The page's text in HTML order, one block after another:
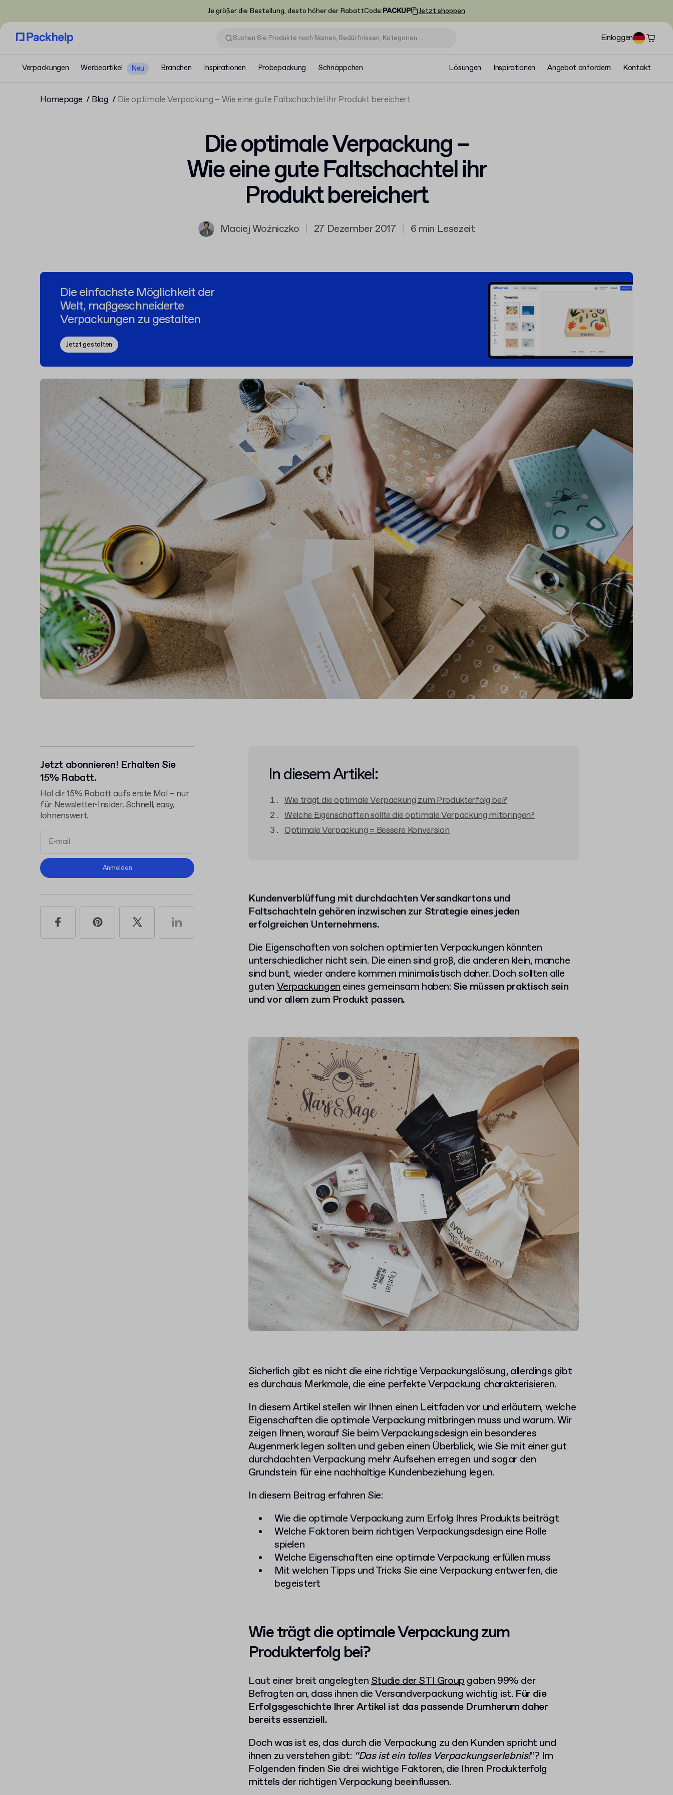
Je größer die Bestellung, desto höher der RabattCode:PACKUP Jetzt shoppen
Einloggen
Verpackungen Werbeartikel Neu Branchen Inspirationen Probepackung Schnäppchen Lösungen Inspirationen Angebot anfordern Kontakt
Homepage Blog Die optimale Verpackung – Wie eine gute Faltschachtel ihr Produkt bereichert
Die optimale Verpackung –
Wie eine gute Faltschachtel ihr
Produkt bereichert
Maciej Woźniczko | 27 Dezember 2017 | 6 min Lesezeit
Die einfachste Möglichkeit der
Welt, maßgeschneiderte
Verpackungen zu gestalten
Jetzt gestalten
Jetzt abonnieren! Erhalten Sie
15% Rabatt.
Hol dir 15% Rabatt aufs erste Mal – nur
für Newsletter-Insider. Schnell, easy,
lohnenswert.
Geschäftsbedingungen
Datenschutzerklärung
Anmelden
In diesem Artikel:
Wie trägt die optimale Verpackung zum Produkterfolg bei?
Welche Eigenschaften sollte die optimale Verpackung mitbringen?
Optimale Verpackung = Bessere Konversion
Kundenverblüffung mit durchdachten Versandkartons und
Faltschachteln gehören inzwischen zur Strategie eines jeden
erfolgreichen Unternehmens.
Die Eigenschaften von solchen optimierten Verpackungen könnten
unterschiedlicher nicht sein. Die einen sind groß, die anderen klein, manche
sind bunt, wieder andere kommen minimalistisch daher. Doch sollten alle
gutenVerpackungeneines gemeinsam haben: Sie müssen praktisch sein
und vor allem zum Produkt passen.
Sicherlich gibt es nicht die eine richtige Verpackungslösung, allerdings gibt
es durchaus Merkmale, die eine perfekte Verpackung charakterisieren.
In diesem Artikel stellen wir Ihnen einen Leitfaden vor und erläutern, welche
Eigenschaften die optimale Verpackung mitbringen muss und warum. Wir
zeigen Ihnen, worauf Sie beim Verpackungsdesign ein besonderes
Augenmerk legen sollten und geben einen Überblick, wie Sie mit einer gut
durchdachten Verpackung mehr Aufsehen erregen und sogar den
Grundstein für eine nachhaltige Kundenbeziehung legen.
In diesem Beitrag erfahren Sie:
Wie die optimale Verpackung zum Erfolg Ihres Produkts beiträgt
Welche Faktoren beim richtigen Verpackungsdesign eine Rolle
spielen
Welche Eigenschaften eine optimale Verpackung erfüllen muss
Mit welchen Tipps und Tricks Sie eine Verpackung entwerfen, die
begeistert
Wie trägt die optimale Verpackung zum
Produkterfolg bei?
Laut einer breit angelegtenStudie der STI Groupgaben 99% der
Befragten an, dass ihnen die Versandverpackung wichtig ist. Für die
Erfolgsgeschichte Ihrer Artikel ist das passende Drumherum daher
bereits essenziell.
Doch was ist es, das durch die Verpackung zu den Kunden spricht und
ihnen zu verstehen gibt: “Das ist ein tolles Verpackungserlebnis!“? Im
Folgenden finden Sie drei wichtige Faktoren, die Ihren Produkterfolg
mittels der richtigen Verpackung beeinflussen.